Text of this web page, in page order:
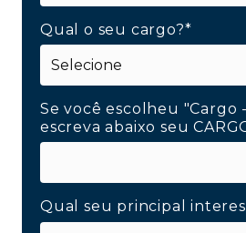
Qual o seu cargo?*
Se você escolheu "Cargo
escreva abaixo seu
Qual seu principal